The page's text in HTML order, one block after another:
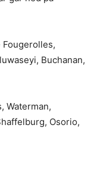
Fougerolles,
Buchanan,
Waterman,
Osorio,